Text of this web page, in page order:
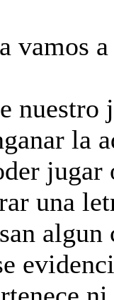
vamos
nuestro
la
una